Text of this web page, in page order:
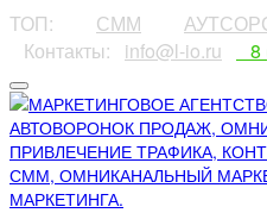
ТОП: СММ
⠀Контакты:⠀ info@l-io.ru